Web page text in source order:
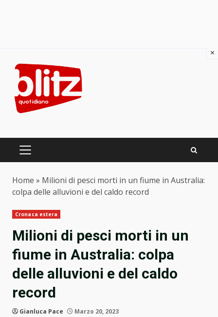
content
PRIMARY
Home » Milioni di pesci morti in un fiume in Australia:
colpa delle alluvioni e del caldo record
Cronaca estera
Milioni di pesci morti in un
fiume in Australia: colpa
delle alluvioni e del caldo
record
Gianluca Pace Marzo 20, 2023
×